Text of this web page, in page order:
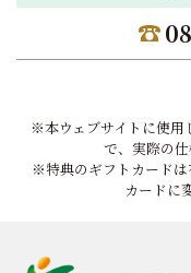
※本ウェブサイトに使用
で、実際の仕
※特典のギフトカードは
カードに